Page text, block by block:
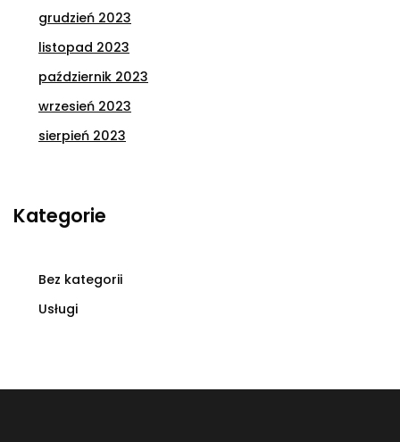
grudzień 2023
listopad 2023
październik 2023
wrzesień 2023
sierpień 2023
Kategorie
Bez kategorii
Usługi